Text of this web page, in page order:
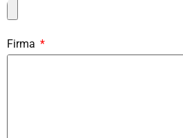
Firma